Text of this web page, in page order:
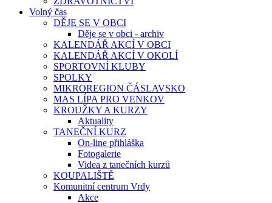
Volný čas
DĚJE SE V OBCI
Děje se v obci - archiv
KALENDÁŘ AKCÍ V OBCI
KALENDÁŘ AKCÍ V OKOLÍ
SPORTOVNÍ KLUBY
SPOLKY
MIKROREGION ČÁSLAVSKO
MAS LÍPA PRO VENKOV
KROUŽKY A KURZY
Aktuality
TANEČNÍ KURZ
On-line přihláška
Fotogalerie
Videa z tanečních kurzů
KOUPALIŠTĚ
Komunitní centrum Vrdy
Akce